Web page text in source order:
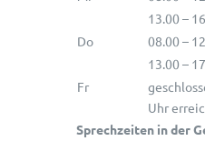
13.00 –
Do
08.00 –
13.00 –
Fr
Uhr
Sprechzeiten in der